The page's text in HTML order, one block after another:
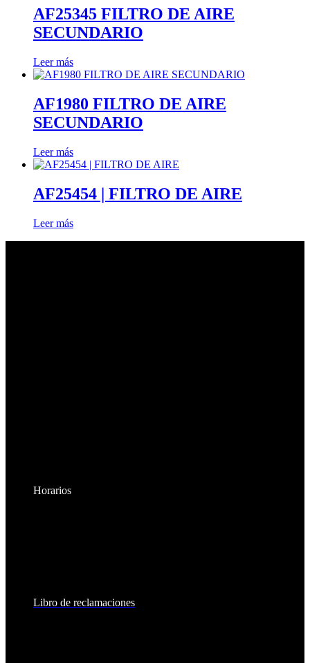
AF25345 FILTRO DE AIRE
SECUNDARIO
Leer más
AF1980 FILTRO DE AIRE
SECUNDARIO
Leer más
AF25454 | FILTRO DE AIRE
Leer más
Horarios
Libro de reclamaciones